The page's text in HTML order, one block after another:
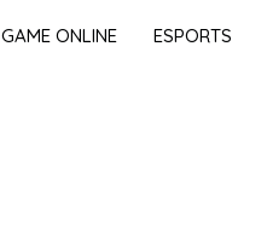
GAME ONLINE ESPORTS